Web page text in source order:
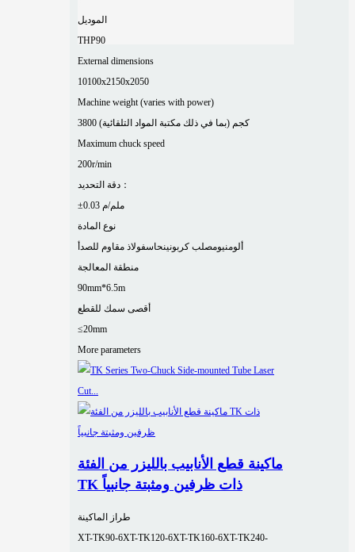
الموديل
THP90
External dimensions
10100x2150x2050
Machine weight (varies with power)
3800 كجم (بما في ذلك مكتبة المواد التلقائية)
Maximum chuck speed
200r/min
دقة التحديد：
±0.03 ملم/م
نوع المادة
ألومنيومصلب كربونينحاسفولاذ مقاوم للصدأ
منطقة المعالجة
90mm*6.5m
أقصى سمك للقطع
≤20mm
More parameters
ماكينة قطع الأنابيب بالليزر من الفئة
TK ذات ظرفين ومثبتة جانبياً
طراز الماكينة
XT-TK90-6XT-TK120-6XT-TK160-6XT-TK240-